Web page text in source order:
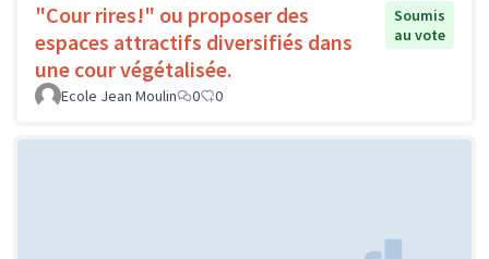
"Cour rires!" ou proposer des
espaces attractifs diversifiés dans
une cour végétalisée.
Soumis
au vote
Ecole Jean Moulin 0 0